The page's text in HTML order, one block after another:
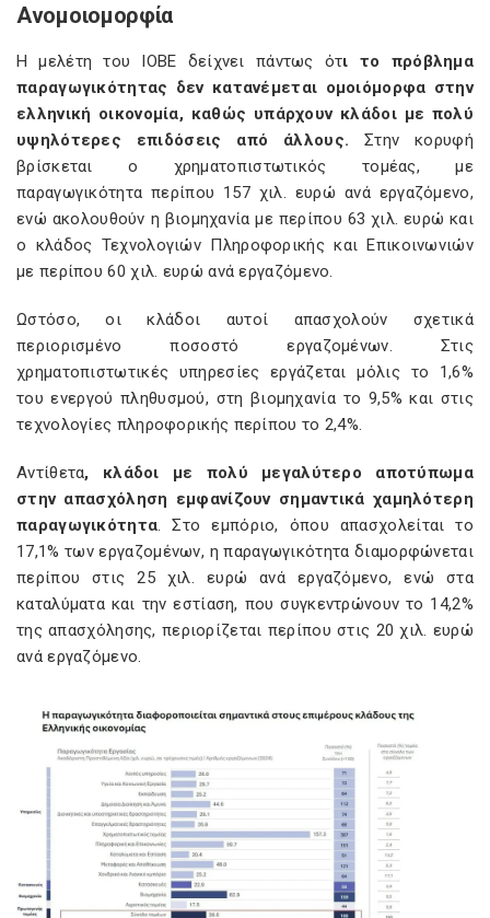
Ανομοιομορφία
Η μελέτη του ΙΟΒΕ δείχνει πάντως ότι το πρόβλημα
παραγωγικότητας δεν κατανέμεται ομοιόμορφα στην
ελληνική οικονομία, καθώς υπάρχουν κλάδοι με πολύ
υψηλότερες επιδόσεις από άλλους. Στην κορυφή
βρίσκεται ο χρηματοπιστωτικός τομέας, με
παραγωγικότητα περίπου 157 χιλ. ευρώ ανά εργαζόμενο,
ενώ ακολουθούν η βιομηχανία με περίπου 63 χιλ. ευρώ και
ο κλάδος Τεχνολογιών Πληροφορικής και Επικοινωνιών
με περίπου 60 χιλ. ευρώ ανά εργαζόμενο.
Ωστόσο, οι κλάδοι αυτοί απασχολούν σχετικά
περιορισμένο ποσοστό εργαζομένων. Στις
χρηματοπιστωτικές υπηρεσίες εργάζεται μόλις το 1,6%
του ενεργού πληθυσμού, στη βιομηχανία το 9,5% και στις
τεχνολογίες πληροφορικής περίπου το 2,4%.
Αντίθετα, κλάδοι με πολύ μεγαλύτερο αποτύπωμα
στην απασχόληση εμφανίζουν σημαντικά χαμηλότερη
παραγωγικότητα. Στο εμπόριο, όπου απασχολείται το
17,1% των εργαζομένων, η παραγωγικότητα διαμορφώνεται
περίπου στις 25 χιλ. ευρώ ανά εργαζόμενο, ενώ στα
καταλύματα και την εστίαση, που συγκεντρώνουν το 14,2%
της απασχόλησης, περιορίζεται περίπου στις 20 χιλ. ευρώ
ανά εργαζόμενο.